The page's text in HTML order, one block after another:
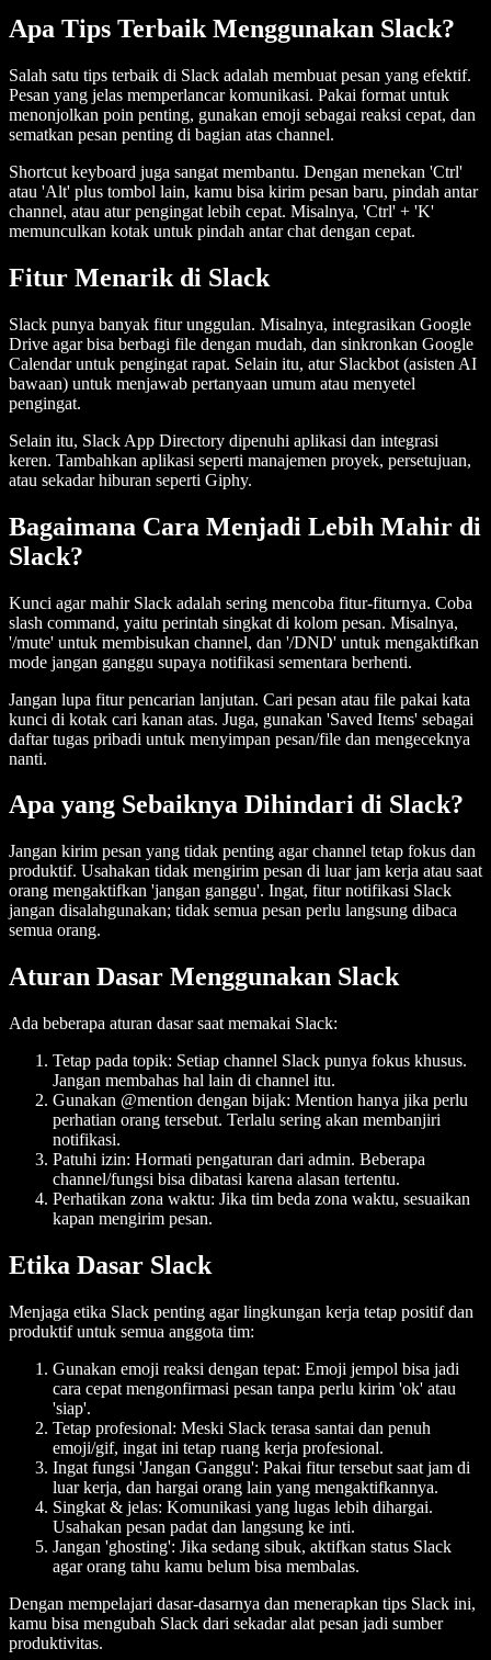
Apa Tips Terbaik Menggunakan Slack?
Salah satu tips terbaik di Slack adalah membuat pesan yang efektif.
Pesan yang jelas memperlancar komunikasi. Pakai format untuk
menonjolkan poin penting, gunakan emoji sebagai reaksi cepat, dan
sematkan pesan penting di bagian atas channel.
Shortcut keyboard juga sangat membantu. Dengan menekan 'Ctrl'
atau 'Alt' plus tombol lain, kamu bisa kirim pesan baru, pindah antar
channel, atau atur pengingat lebih cepat. Misalnya, 'Ctrl' + 'K'
memunculkan kotak untuk pindah antar chat dengan cepat.
Fitur Menarik di Slack
Slack punya banyak fitur unggulan. Misalnya, integrasikan Google
Drive agar bisa berbagi file dengan mudah, dan sinkronkan Google
Calendar untuk pengingat rapat. Selain itu, atur Slackbot (asisten AI
bawaan) untuk menjawab pertanyaan umum atau menyetel
pengingat.
Selain itu, Slack App Directory dipenuhi aplikasi dan integrasi
keren. Tambahkan aplikasi seperti manajemen proyek, persetujuan,
atau sekadar hiburan seperti Giphy.
Bagaimana Cara Menjadi Lebih Mahir di
Slack?
Kunci agar mahir Slack adalah sering mencoba fitur-fiturnya. Coba
slash command, yaitu perintah singkat di kolom pesan. Misalnya,
'/mute' untuk membisukan channel, dan '/DND' untuk mengaktifkan
mode jangan ganggu supaya notifikasi sementara berhenti.
Jangan lupa fitur pencarian lanjutan. Cari pesan atau file pakai kata
kunci di kotak cari kanan atas. Juga, gunakan 'Saved Items' sebagai
daftar tugas pribadi untuk menyimpan pesan/file dan mengeceknya
nanti.
Apa yang Sebaiknya Dihindari di Slack?
Jangan kirim pesan yang tidak penting agar channel tetap fokus dan
produktif. Usahakan tidak mengirim pesan di luar jam kerja atau saat
orang mengaktifkan 'jangan ganggu'. Ingat, fitur notifikasi Slack
jangan disalahgunakan; tidak semua pesan perlu langsung dibaca
semua orang.
Aturan Dasar Menggunakan Slack
Ada beberapa aturan dasar saat memakai Slack:
Tetap pada topik: Setiap channel Slack punya fokus khusus.
Jangan membahas hal lain di channel itu.
Gunakan @mention dengan bijak: Mention hanya jika perlu
perhatian orang tersebut. Terlalu sering akan membanjiri
notifikasi.
Patuhi izin: Hormati pengaturan dari admin. Beberapa
channel/fungsi bisa dibatasi karena alasan tertentu.
Perhatikan zona waktu: Jika tim beda zona waktu, sesuaikan
kapan mengirim pesan.
Etika Dasar Slack
Menjaga etika Slack penting agar lingkungan kerja tetap positif dan
produktif untuk semua anggota tim:
Gunakan emoji reaksi dengan tepat: Emoji jempol bisa jadi
cara cepat mengonfirmasi pesan tanpa perlu kirim 'ok' atau
'siap'.
Tetap profesional: Meski Slack terasa santai dan penuh
emoji/gif, ingat ini tetap ruang kerja profesional.
Ingat fungsi 'Jangan Ganggu': Pakai fitur tersebut saat jam di
luar kerja, dan hargai orang lain yang mengaktifkannya.
Singkat & jelas: Komunikasi yang lugas lebih dihargai.
Usahakan pesan padat dan langsung ke inti.
Jangan 'ghosting': Jika sedang sibuk, aktifkan status Slack
agar orang tahu kamu belum bisa membalas.
Dengan mempelajari dasar-dasarnya dan menerapkan tips Slack ini,
kamu bisa mengubah Slack dari sekadar alat pesan jadi sumber
produktivitas.